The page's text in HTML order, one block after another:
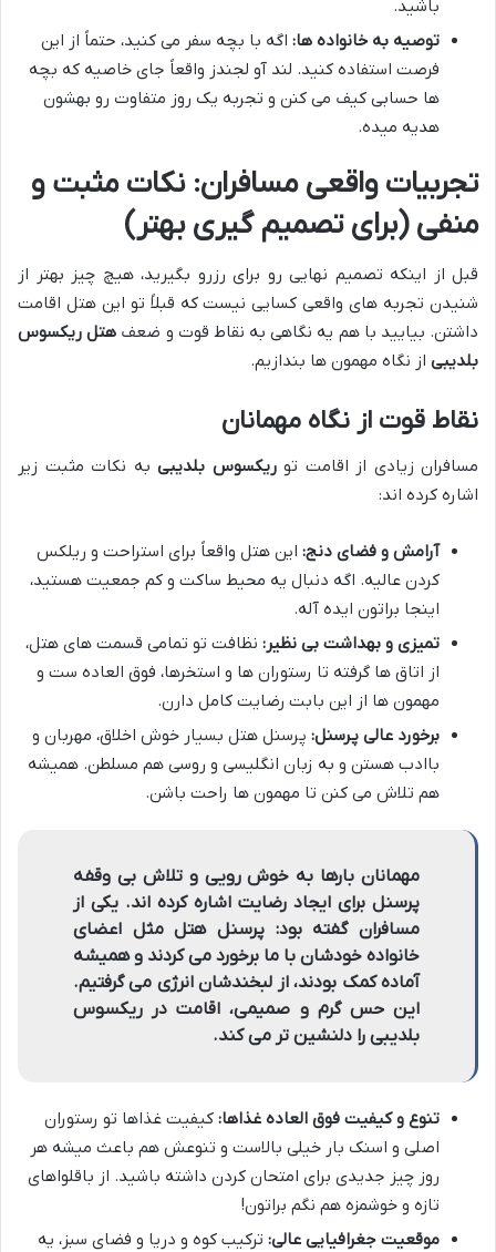
باشید.
توصیه به خانواده ها: اگه با بچه سفر می کنید، حتماً از این
فرصت استفاده کنید. لند آو لجندز واقعاً جای خاصیه که بچه
ها حسابی کیف می کنن و تجربه یک روز متفاوت رو بهشون
هدیه میده.
تجربیات واقعی مسافران: نکات مثبت و
منفی (برای تصمیم گیری بهتر)
قبل از اینکه تصمیم نهایی رو برای رزرو بگیرید، هیچ چیز بهتر از
شنیدن تجربه های واقعی کسایی نیست که قبلاً تو این هتل اقامت
داشتن. بیایید با هم یه نگاهی به نقاط قوت و ضعف هتل ریکسوس
بلدیبی از نگاه مهمون ها بندازیم.
نقاط قوت از نگاه مهمانان
مسافران زیادی از اقامت توریکسوس بلدیبی به نکات مثبت زیر
اشاره کرده اند:
آرامش و فضای دنج: این هتل واقعاً برای استراحت و ریلکس
کردن عالیه. اگه دنبال یه محیط ساکت و کم جمعیت هستید،
اینجا براتون ایده آله.
تمیزی و بهداشت بی نظیر: نظافت تو تمامی قسمت های هتل،
از اتاق ها گرفته تا رستوران ها و استخرها، فوق العاده ست و
مهمون ها از این بابت رضایت کامل دارن.
برخورد عالی پرسنل: پرسنل هتل بسیار خوش اخلاق، مهربان و
باادب هستن و به زبان انگلیسی و روسی هم مسلطن. همیشه
هم تلاش می کنن تا مهمون ها راحت باشن.
مهمانان بارها به خوش رویی و تلاش بی وقفه
پرسنل برای ایجاد رضایت اشاره کرده اند. یکی از
مسافران گفته بود: پرسنل هتل مثل اعضای
خانواده خودشان با ما برخورد می کردند و همیشه
آماده کمک بودند، از لبخندشان انرژی می گرفتیم.
این حس گرم و صمیمی، اقامت در ریکسوس
بلدیبی را دلنشین تر می کند.
تنوع و کیفیت فوق العاده غذاها: کیفیت غذاها تو رستوران
اصلی و اسنک بار خیلی بالاست و تنوعش هم باعث میشه هر
روز چیز جدیدی برای امتحان کردن داشته باشید. از باقلواهای
تازه و خوشمزه هم نگم براتون!
موقعیت جغرافیایی عالی: ترکیب کوه و دریا و فضای سبز، یه